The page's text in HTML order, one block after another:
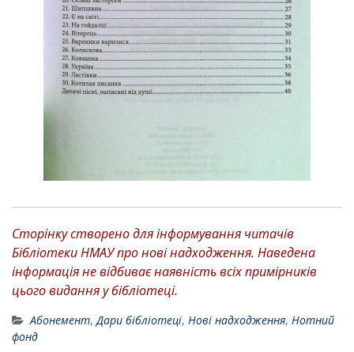
Сторінку створено для інформування читачів
Бібліотеки НМАУ про нові надходження. Наведена
інформація не відбиває наявність всіх примірників
цього видання у бібліотеці.
Абонемент,Дари бібліотеці, Нові надходження, Нотний
фонд